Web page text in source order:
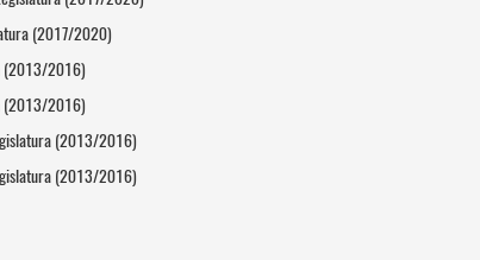
(2017/2020)
(2013/2016)
(2013/2016)
(2013/2016)
(2013/2016)